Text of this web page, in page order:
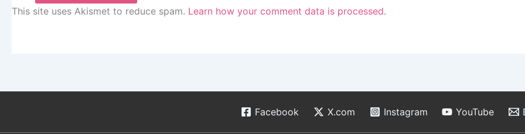
This site uses Akismet to reduce spam. Learn how your comment data is processed.
Facebook X.com Instagram YouTube